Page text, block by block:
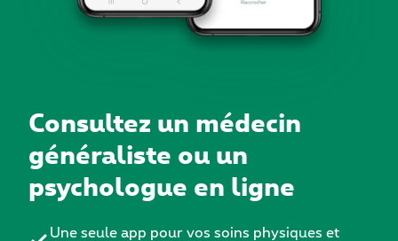
Consultez un médecin
généraliste ou un
psychologue en ligne
Une seule app pour vos soins physiques et